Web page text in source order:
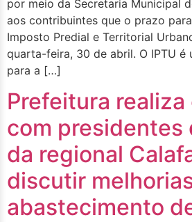
por meio da Secretaria Municipal
aos contribuintes que o prazo
Imposto Predial e Territorial
quarta-feira, 30 de abril. O IPTU é
para a […]
Prefeitura
com presidentes
da regional
discutir
abastecimento